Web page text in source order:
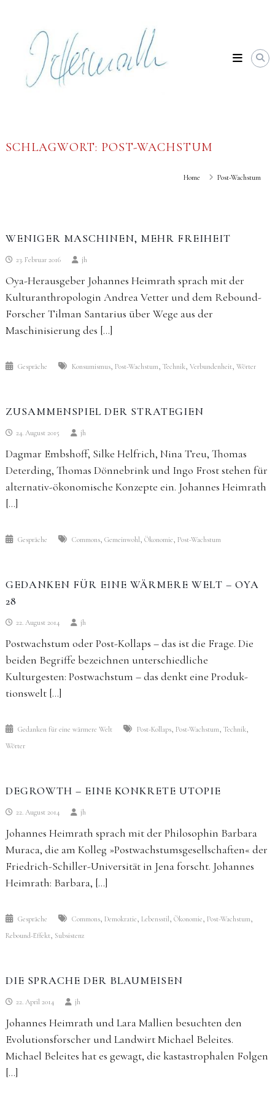
content
Heimrath
SCHLAGWORT: POST-WACHSTUM
Home Post-Wachstum
WENIGER MASCHINEN, MEHR FREIHEIT
23. Februar 2016 jh
Oya-Herausgeber Johannes Heimrath sprach mit der
Kulturanthropologin Andrea Vetter und dem Rebound-
Forscher Tilman Santarius über Wege aus der
Maschinisierung des […]
Gespräche Konsumismus, Post-Wachstum, Technik, Verbundenheit, Wörter
ZUSAMMENSPIEL DER STRATEGIEN
24. August 2015 jh
Dagmar Embshoff, Silke Helfrich, Nina Treu, Thomas
Deterding, Thomas Dönnebrink und Ingo Frost stehen für
alternativ-ökonomische Konzepte ein. Johannes Heimrath
[…]
Gespräche Commons, Gemeinwohl , Ökonomie, Post-Wachstum
GEDANKEN FÜR EINE WÄRMERE WELT – OYA
28
22. August 2014 jh
Postwachstum oder Post-Kollaps – das ist die Frage. Die
beiden Begriffe bezeichnen unterschiedliche
Kulturgesten: Postwachstum – das denkt eine Produk­
tionswelt […]
Gedanken für eine wärmere Welt Post-Kollaps, Post-Wachstum, Technik,
Wörter
DEGROWTH – EINE KONKRETE UTOPIE
22. August 2014 jh
Johannes Heimrath sprach mit der Philosophin Barbara
Muraca, die am Kolleg »Postwachstumsgesellschaften« der
Friedrich-Schiller-Universität in Jena forscht. Johannes
Heimrath: Barbara, […]
Gespräche Commons, Demokratie, Lebensstil , Ökonomie, Post-Wachstum,
Rebound-Effekt, Subsistenz
DIE SPRACHE DER BLAUMEISEN
22. April 2014 jh
Johannes Heimrath und Lara Mallien besuchten den
Evolutionsforscher und Landwirt Michael Beleites.
Michael Beleites hat es gewagt, die kastastrophalen Folgen
[…]